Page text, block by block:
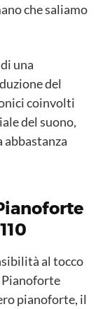
che saliamo
una
del
coinvolti
del suono,
abbastanza
al tocco
Pianoforte
pianoforte, il